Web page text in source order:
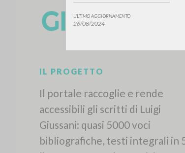
ULTIMO AGGIORNAMENTO
26/08/2024
IL PROGETTO
Il portale raccoglie e rende